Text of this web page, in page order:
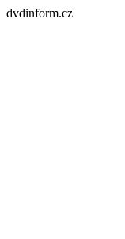
dvdinform.cz